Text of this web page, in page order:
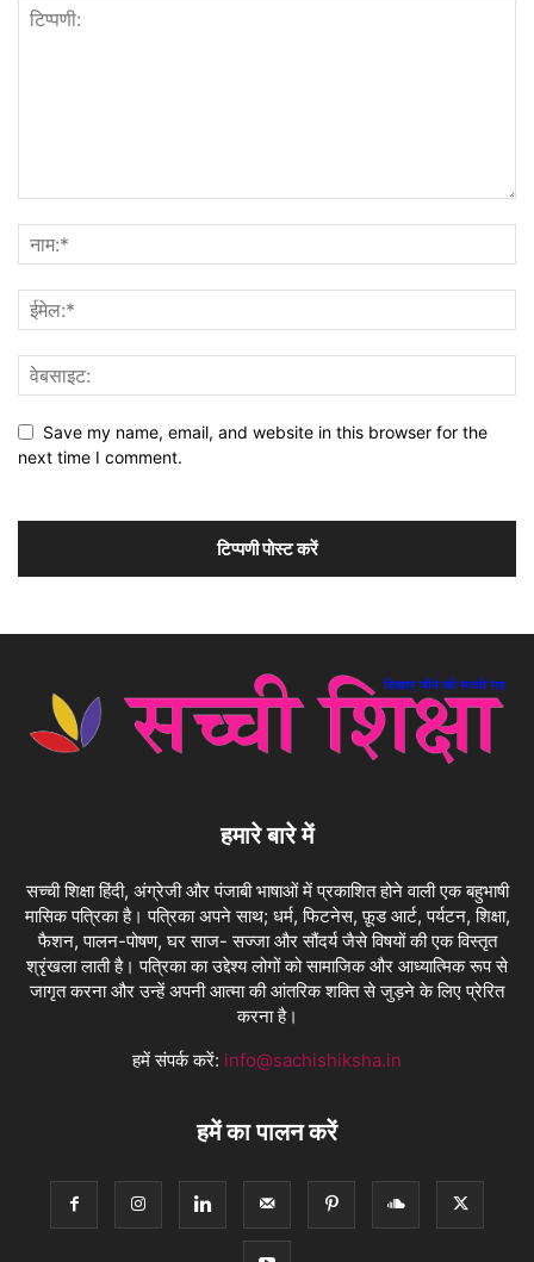
Save my name, email, and website in this browser for the
next time I comment.
हमारे बारे में
सच्ची शिक्षा हिंदी, अंग्रेजी और पंजाबी भाषाओं में प्रकाशित होने वाली एक बहुभाषी
मासिक पत्रिका है। पत्रिका अपने साथ; धर्म, फिटनेस, फ़ूड आर्ट, पर्यटन, शिक्षा,
फैशन, पालन-पोषण, घर साज- सज्जा और सौंदर्य जैसे विषयों की एक विस्तृत
श्रृंखला लाती है। पत्रिका का उद्देश्य लोगों को सामाजिक और आध्यात्मिक रूप से
जागृत करना और उन्हें अपनी आत्मा की आंतरिक शक्ति से जुड़ने के लिए प्रेरित
करना है।
हमें संपर्क करें: info@sachishiksha.in
हमें का पालन करें